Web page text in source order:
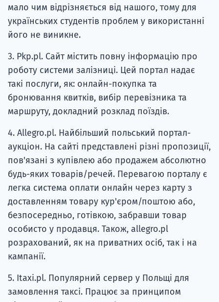
мало чим відрізняється від нашого, тому для
українських студентів проблем у використанні
його не виникне.
3. Pkp.pl. Сайт містить повну інформацію про
роботу системи залізниці. Цей портал надає
такі послуги, як: онлайн-покупка та
бронювання квитків, вибір перевізника та
маршруту, докладний розклад поїздів.
4. Allegro.pl. Найбільший польський портал-
аукціон. На сайті представлені різні пропозиції,
пов'язані з купівлею або продажем абсолютно
будь-яких товарів/речей. Перевагою порталу є
легка система оплати онлайн через карту з
доставленням товару кур'єром/поштою або,
безпосередньо, готівкою, забравши товар
особисто у продавця. Також, allegro.pl
розрахований, як на приватних осіб, так і на
кампанії.
5. Itaxi.pl. Популярний сервер у Польщі для
замовлення таксі. Працює за принципом